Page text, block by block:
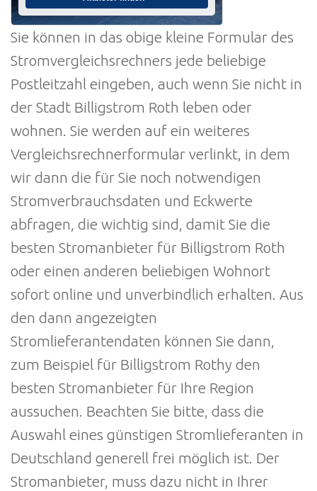
Sie können in das obige kleine Formular des
Stromvergleichsrechners jede beliebige
Postleitzahl eingeben, auch wenn Sie nicht in
der Stadt Billigstrom Roth leben oder
wohnen. Sie werden auf ein weiteres
Vergleichsrechnerformular verlinkt, in dem
wir dann die für Sie noch notwendigen
Stromverbrauchsdaten und Eckwerte
abfragen, die wichtig sind, damit Sie die
besten Stromanbieter für Billigstrom Roth
oder einen anderen beliebigen Wohnort
sofort online und unverbindlich erhalten. Aus
den dann angezeigten
Stromlieferantendaten können Sie dann,
zum Beispiel für Billigstrom Rothy den
besten Stromanbieter für Ihre Region
aussuchen. Beachten Sie bitte, dass die
Auswahl eines günstigen Stromlieferanten in
Deutschland generell frei möglich ist. Der
Stromanbieter, muss dazu nicht in Ihrer